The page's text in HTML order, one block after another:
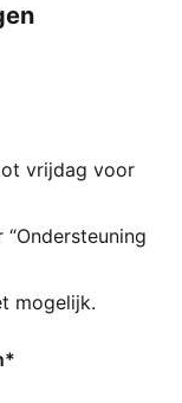
materialen
oudere
vrijdag voor
mogelijk.